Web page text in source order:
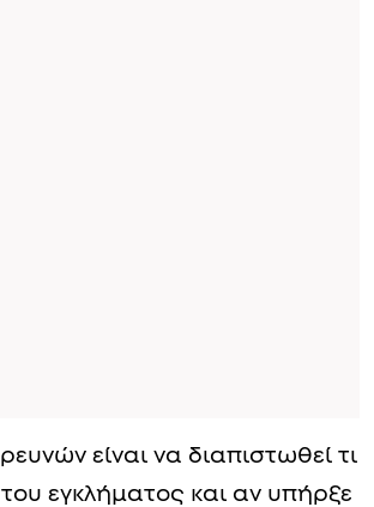
είναι να διαπιστωθεί τι
εγκλήματος και αν υπήρξε